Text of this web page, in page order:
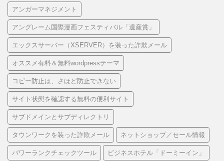
アンガーマネジメント
アングレーム国際漫画フェスティバル「遺産賞」
エックスサーバー（XSERVER）を装った詐欺メール
オススメ有料＆無料wordpressテーマ
コピー防止は、さほど防止できない
サイト状態を確認する無料の便利サイト
サブドメインとサブディレクトリ
タウンワークを装った詐欺メール ネットショップ／セール情報
パワーランクチェックツール ビジネスホテル「ドーミーイン」